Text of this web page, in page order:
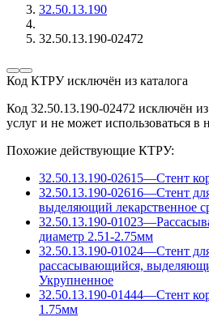
32.50.13.190
32.50.13.190-02472
Код КТРУ исключён из каталога
Код 32.50.13.190-02472 исключён
услуг и не может использоваться в
Похожие действующие КТРУ:
32.50.13.190-02615—Стент
32.50.13.190-02616—Стент
выделяющий лекарственное
32.50.13.190-01023—
диаметр 2.51-2.75мм
32.50.13.190-01024—Стент
рассасывающийся,
Укрупненное
32.50.13.190-01444—Стент
1.75мм